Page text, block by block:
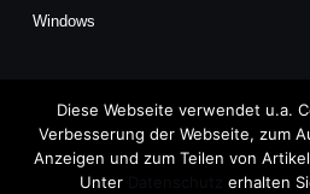
Windows
Copyright © 2026
Diese Webseite verwendet u.a.
Verbesserung der Webseite, zum
Anzeigen und zum Teilen von
Unter
erhalten